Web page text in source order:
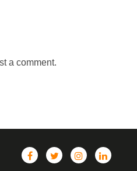
a comment.